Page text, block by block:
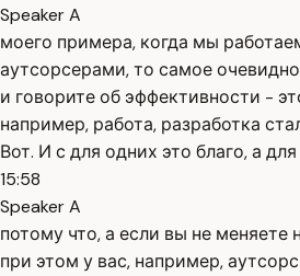
Speaker A
моего примера, когда мы
аутсорсерами, то самое
и говорите об эффективности -
например, работа, разработка
Вот. И с для одних это благо, а
15:58
Speaker A
потому что, а если вы не меняете
при этом у вас, например,